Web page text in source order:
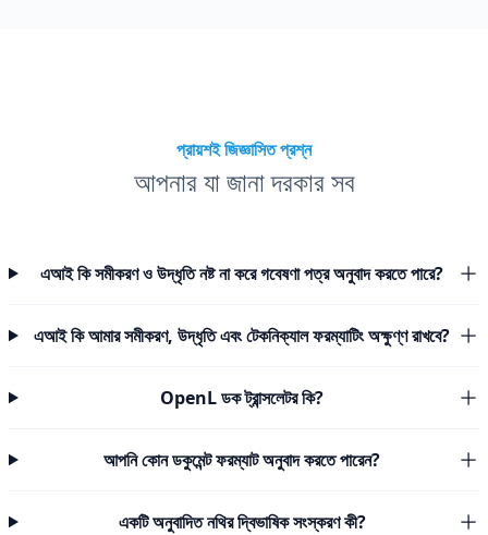
প্রায়শই জিজ্ঞাসিত প্রশ্ন
আপনার যা জানা দরকার সব
এআই কি সমীকরণ ও উদ্ধৃতি নষ্ট না করে গবেষণা পত্র অনুবাদ করতে পারে?
এআই কি আমার সমীকরণ, উদ্ধৃতি এবং টেকনিক্যাল ফরম্যাটিং অক্ষুণ্ণ রাখবে?
OpenL ডক ট্রান্সলেটর কি?
আপনি কোন ডকুমেন্ট ফরম্যাট অনুবাদ করতে পারেন?
একটি অনুবাদিত নথির দ্বিভাষিক সংস্করণ কী?